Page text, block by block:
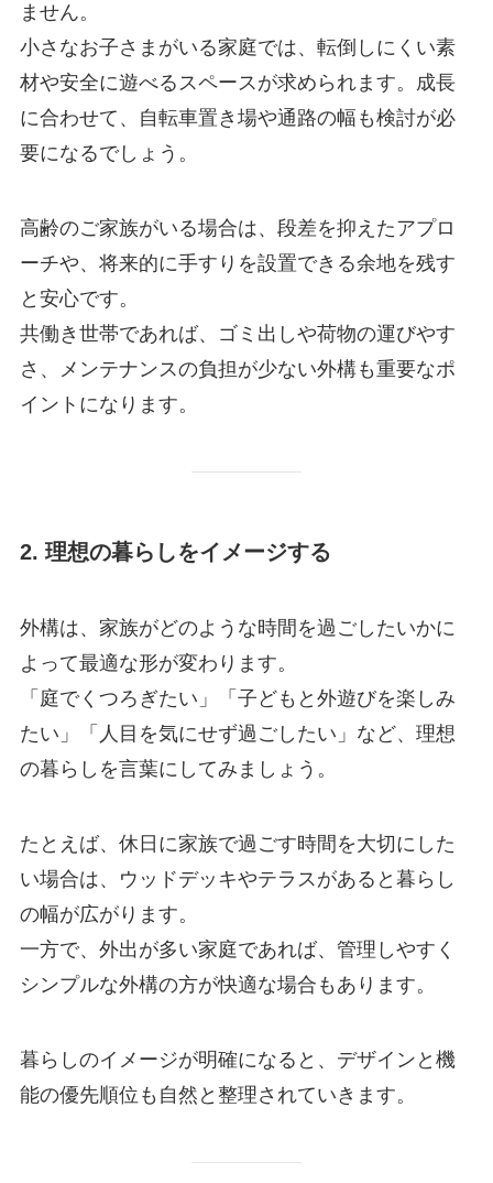
ません。
小さなお子さまがいる家庭では、転倒しにくい素
材や安全に遊べるスペースが求められます。成長
に合わせて、自転車置き場や通路の幅も検討が必
要になるでしょう。
高齢のご家族がいる場合は、段差を抑えたアプロ
ーチや、将来的に手すりを設置できる余地を残す
と安心です。
共働き世帯であれば、ゴミ出しや荷物の運びやす
さ、メンテナンスの負担が少ない外構も重要なポ
イントになります。
2. 理想の暮らしをイメージする
外構は、家族がどのような時間を過ごしたいかに
よって最適な形が変わります。
「庭でくつろぎたい」「子どもと外遊びを楽しみ
たい」「人目を気にせず過ごしたい」など、理想
の暮らしを言葉にしてみましょう。
たとえば、休日に家族で過ごす時間を大切にした
い場合は、ウッドデッキやテラスがあると暮らし
の幅が広がります。
一方で、外出が多い家庭であれば、管理しやすく
シンプルな外構の方が快適な場合もあります。
暮らしのイメージが明確になると、デザインと機
能の優先順位も自然と整理されていきます。